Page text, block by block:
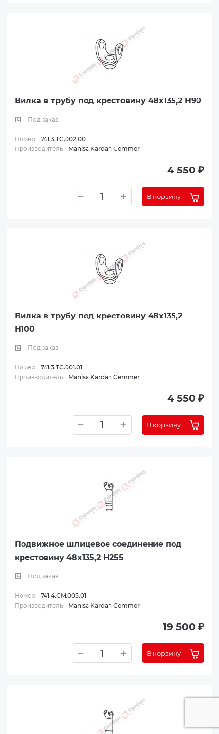
Вилка в трубу под крестовину 48x135,2 H90
Под заказ
Номер: 741.3.TC.002.00
Производитель:
Manisa Kardan Cemmer
4 550 ₽
В корзину
Вилка в трубу под крестовину 48x135,2
H100
Под заказ
Номер: 741.3.TC.001.01
Производитель:
Manisa Kardan Cemmer
4 550 ₽
В корзину
Подвижное шлицевое соединение под
крестовину 48x135,2 H255
Под заказ
Номер: 741.4.CM.005.01
Производитель:
Manisa Kardan Cemmer
19 500 ₽
В корзину